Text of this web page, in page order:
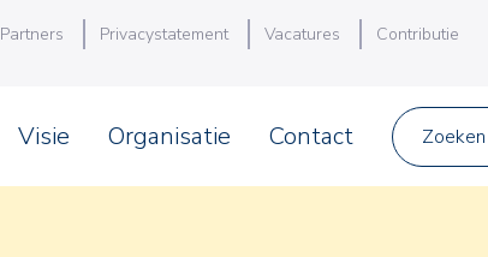
Partners Privacystatement Vacatures Contributie
Visie Organisatie Contact Zoeken